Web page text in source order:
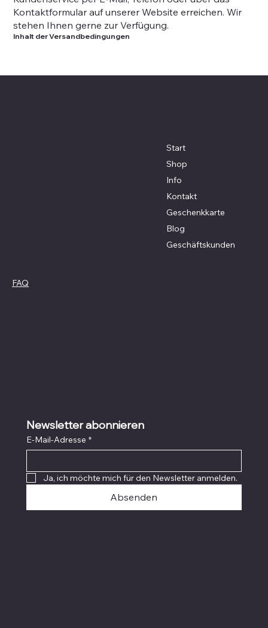
Inhalt der Versandbedingungen
Kontaktformular auf unserer Website erreichen. Wir
stehen Ihnen gerne zur Verfügung.
Start
Shop
Info
Kontakt
Geschenkkarte
Blog
Geschäftskunden
FAQ
Newsletter abonnieren
E-Mail-Adresse *
Ja, ich möchte mich für den Newsletter anmelden.
Absenden